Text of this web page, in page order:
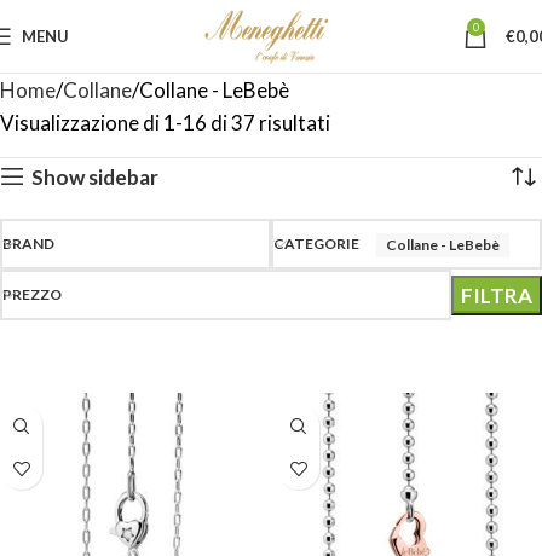
MENU 0 €
Home Collane Collane - LeBebè
Visualizzazione di 1-16 di 37 risultati
Show sidebar
BRAND CATEGORIE Collane - LeBebè
PREZZO FILTRA